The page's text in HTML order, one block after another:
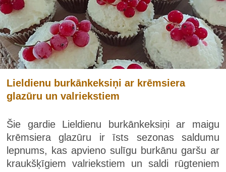
Lieldienu burkānkeksiņi ar krēmsiera
glazūru un valriekstiem
Šie gardie Lieldienu burkānkeksiņi ar maigu
krēmsiera glazūru ir īsts sezonas saldumu
lepnums, kas apvieno sulīgu burkānu garšu ar
kraukšķīgiem valriekstiem un saldi rūgteniem